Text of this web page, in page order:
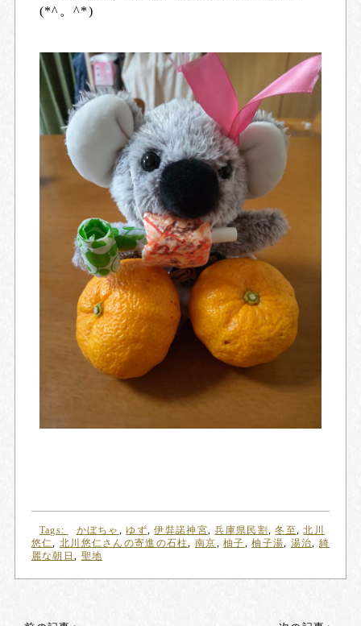
(*^。^*)
Tags: かぼちゃ ,ゆず,伊弉諾神宮,兵庫県民割 ,冬至,北川
悠仁,北川悠仁さんの寄進の石柱, 南京,柚子,柚子湯, 湯治, 綺
麗な朝日, 聖地